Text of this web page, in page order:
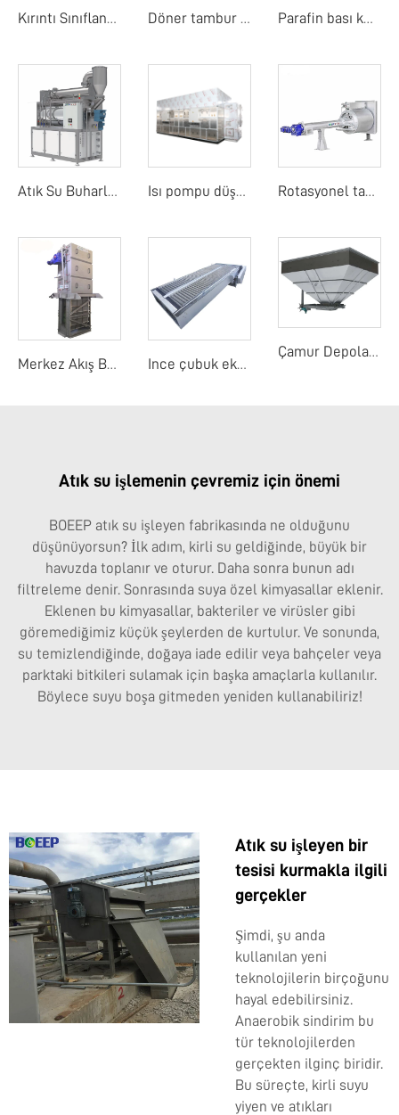
Kırıntı Sınıflandırıcı Döner tambur bant filtre basıncı Parafin bası kurutucu
Atık Su Buharlaştırıcı Isı pompu düşük sıcaklık bant kurutma makinesi Rotasyonel tambur detay ekranı
Merkez Akış Bant Ekranı Ince çubuk ekranı
Çamur Depolama Yuvası
Atık su işlemenin çevremiz için önemi
BOEEP atık su işleyen fabrikasında ne olduğunu
düşünüyorsun? İlk adım, kirli su geldiğinde, büyük bir
havuzda toplanır ve oturur. Daha sonra bunun adı
filtreleme denir. Sonrasında suya özel kimyasallar eklenir.
Eklenen bu kimyasallar, bakteriler ve virüsler gibi
göremediğimiz küçük şeylerden de kurtulur. Ve sonunda,
su temizlendiğinde, doğaya iade edilir veya bahçeler veya
parktaki bitkileri sulamak için başka amaçlarla kullanılır.
Böylece suyu boşa gitmeden yeniden kullanabiliriz!
Atık su işleyen bir
tesisi kurmakla ilgili
gerçekler
Şimdi, şu anda
kullanılan yeni
teknolojilerin birçoğunu
hayal edebilirsiniz.
Anaerobik sindirim bu
tür teknolojilerden
gerçekten ilginç biridir.
Bu süreçte, kirli suyu
yiyen ve atıkları